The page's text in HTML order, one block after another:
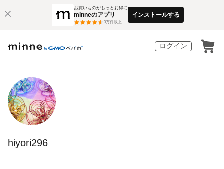
お買いものがもっとお得に
minneのアプリ
3万件以上
インストールする
ログイン
hiyori296